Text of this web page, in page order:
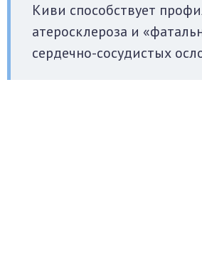
Киви способствует
атеросклероза и
сердечно-сосудистых